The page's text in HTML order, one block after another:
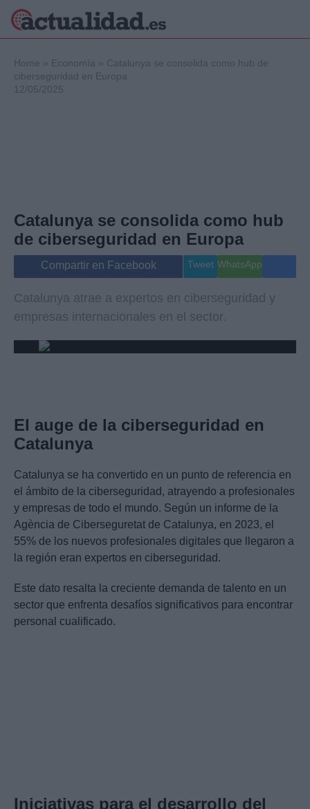
Internacional
Viajes
Gente
Musica
Home » Economía » Catalunya se consolida como hub de
ciberseguridad en Europa
12/05/2025
Catalunya se consolida como hub
de ciberseguridad en Europa
Compartir en Facebook Tweet WhatsApp
Catalunya atrae a expertos en ciberseguridad y
empresas internacionales en el sector.
El auge de la ciberseguridad en
Catalunya
Catalunya se ha convertido en un punto de referencia en
el ámbito de la ciberseguridad, atrayendo a profesionales
y empresas de todo el mundo. Según un informe de la
Agència de Ciberseguretat de Catalunya, en 2023, el
55% de los nuevos profesionales digitales que llegaron a
la región eran expertos en ciberseguridad.
Este dato resalta la creciente demanda de talento en un
sector que enfrenta desafíos significativos para encontrar
personal cualificado.
Iniciativas para el desarrollo del